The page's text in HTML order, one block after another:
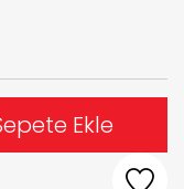
Ekle